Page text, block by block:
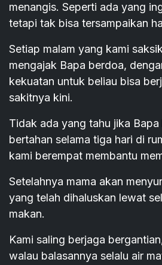
menangis. Seperti ada yang
tetapi tak bisa tersampaikan
Setiap malam yang kami
mengajak Bapa berdoa,
kekuatan untuk beliau bisa
sakitnya kini.
Tidak ada yang tahu jika Bapa
bertahan selama tiga hari di
kami berempat membantu
Setelahnya mama akan
yang telah dihaluskan lewat
makan.
Kami saling berjaga
walau balasannya selalu air